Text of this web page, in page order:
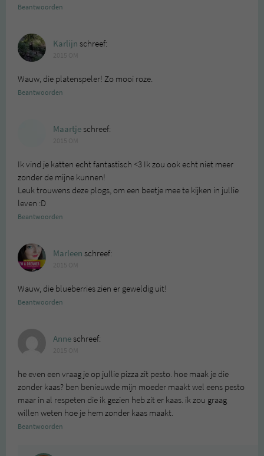
Beantwoorden
Karlijn schreef:
Wauw, die platenspeler! Zo mooi roze.
Beantwoorden
Maartjeschreef:
Ik vind je katten echt fantastisch <3 Ik zou ook echt niet meer
zonder de mijne kunnen!
Leuk trouwens deze plogs, om een beetje mee te kijken in jullie
leven :D
Beantwoorden
Marleen schreef:
Wauw, die blueberries zien er geweldig uit!
Beantwoorden
Anneschreef:
he even een vraag je op jullie pizza zit pesto. hoe maak je die
zonder kaas? ben benieuwde mijn moeder maakt wel eens pesto
maar in al respeten die ik gezien heb zit er kaas. ik zou graag
willen weten hoe je hem zonder kaas maakt.
Beantwoorden